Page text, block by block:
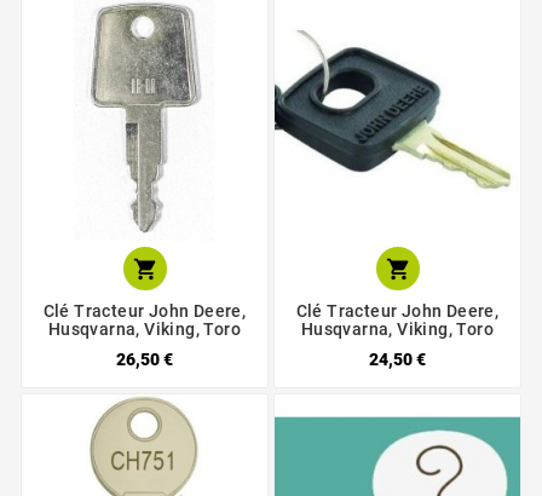

Clé Tracteur John Deere,
Husqvarna, Viking, Toro
26,50 €

Clé Tracteur John Deere,
Husqvarna, Viking, Toro
24,50 €